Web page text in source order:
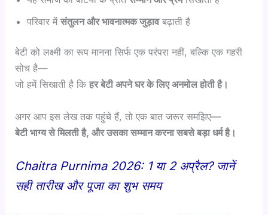
परिवार मेंसंतुलन और भावनात्मक जुड़ावबढ़ाती है
बेटी को लक्ष्मी का रूप मानना सिर्फ एक परंपरा नहीं, बल्कि एक गहरी
सोच है—
जो हमें सिखाती है किहर बेटी अपने घर के लिए अनमोल होती है।
अगर आप इस लेख तक पहुंचे हैं, तो एक बात जरूर समझिए—
बेटी भाग्य से मिलती है,और उसका सम्मान करना सबसे बड़ा धर्म है।
Chaitra Purnima 2026: 1 या 2 अप्रैल? जानें
सही तारीख और पूजा का शुभ समय